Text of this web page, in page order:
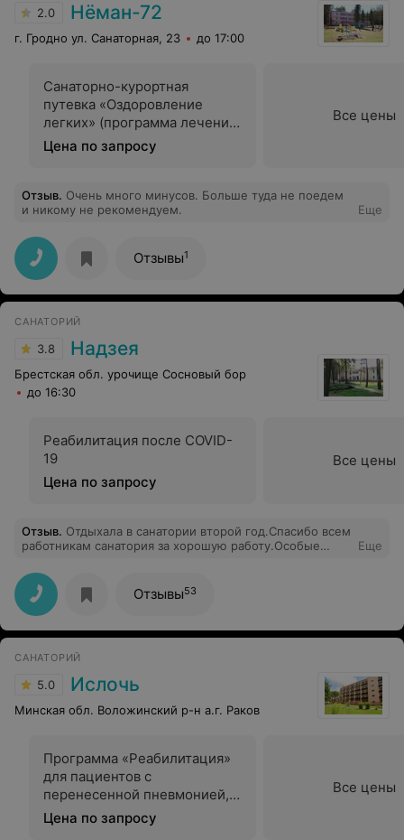
2.0 Нёман-72
г. Гродно ул. Санаторная, 23 до 17:00
Санаторно-курортная
путевка «Оздоровление
легких» (программа лечения
пациентов, перенёсших
пневмонию,
инфекцией COVID-19)
Цена по запросу
Все цены
Отзыв. Очень много минусов. Больше туда не поедем
и никому не рекомендуем.
Еще
Отзывы1
САНАТОРИЙ
3.8 Надзея
Брестская обл. урочище Сосновый бор
до 16:30
Реабилитация после COVID-
19
Цена по запросу
Все цены
Отзыв. Отдыхала в санатории второй год.Спасибо всем
работникам санатория за хорошую работу.Особые
прекрасный,обслуживание--хорошее,питание тоже
хорошее.Спасибо огромное Михаилу Владимировичу
Хандрико--досуг организовывал хорошо.Природа
просто суппер--рекомендую приехать не только на
отдых,но и на оздоровление.Всем здоровья и мирного
Еще
Отзывы53
САНАТОРИЙ
5.0 Ислочь
Минская обл. Воложинский р-н а.г. Раков
Программа «Реабилитация»
для пациентов с
перенесенной пневмонией,
ассоциированной с
инфекцией COVID-19
Цена по запросу
Все цены